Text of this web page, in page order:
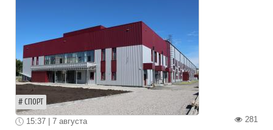
СПОРТ
281
15:37 | 7 августа